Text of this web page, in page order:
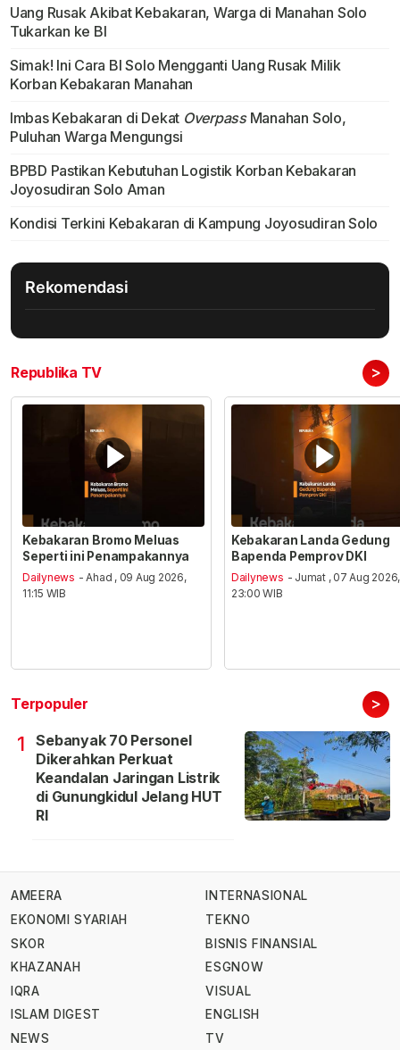
Uang Rusak Akibat Kebakaran, Warga di Manahan Solo
Tukarkan ke BI
Simak! Ini Cara BI Solo Mengganti Uang Rusak Milik
Korban Kebakaran Manahan
Imbas Kebakaran di Dekat OverpassManahan Solo,
Puluhan Warga Mengungsi
BPBD Pastikan Kebutuhan Logistik Korban Kebakaran
Joyosudiran Solo Aman
Kondisi Terkini Kebakaran di Kampung Joyosudiran Solo
Rekomendasi
Republika TV >
Kebakaran Bromo Meluas
Seperti ini Penampakannya
Dailynews - Ahad , 09 Aug 2026,
11:15 WIB
Kebakaran Landa Gedung
Bapenda Pemprov DKI
Dailynews - Jumat , 07 Aug 2026,
23:00 WIB
Terpopuler >
1
Sebanyak 70 Personel
Dikerahkan Perkuat
Keandalan Jaringan Listrik
di Gunungkidul Jelang HUT
RI
AMEERA
EKONOMI SYARIAH
SKOR
KHAZANAH
IQRA
ISLAM DIGEST
NEWS
INTERNASIONAL
TEKNO
BISNIS FINANSIAL
ESGNOW
VISUAL
ENGLISH
TV